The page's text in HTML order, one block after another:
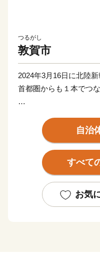
つるがし
敦賀市
2024年3月16日に北陸
首都圏からも１本でつ
原」やラムサール条約
100年以上の歴史を誇
る、衣掛山のループ線
産群。
日本最北限、甘さが自
”御食国”のルーツとし
自治
すべて
お気